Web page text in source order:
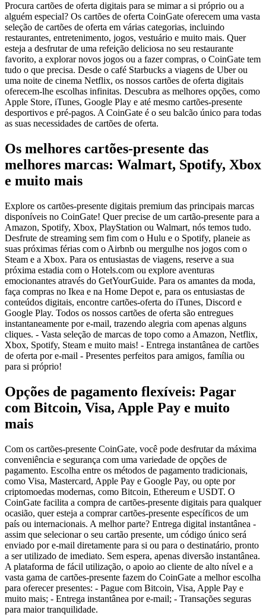
Procura cartões de oferta digitais para se mimar a si próprio ou a
alguém especial? Os cartões de oferta CoinGate oferecem uma vasta
seleção de cartões de oferta em várias categorias, incluindo
restaurantes, entretenimento, jogos, vestuário e muito mais. Quer
esteja a desfrutar de uma refeição deliciosa no seu restaurante
favorito, a explorar novos jogos ou a fazer compras, o CoinGate tem
tudo o que precisa. Desde o café Starbucks a viagens de Uber ou
uma noite de cinema Netflix, os nossos cartões de oferta digitais
oferecem-lhe escolhas infinitas. Descubra as melhores opções, como
Apple Store, iTunes, Google Play e até mesmo cartões-presente
desportivos e pré-pagos. A CoinGate é o seu balcão único para todas
as suas necessidades de cartões de oferta.
Os melhores cartões-presente das
melhores marcas: Walmart, Spotify, Xbox
e muito mais
Explore os cartões-presente digitais premium das principais marcas
disponíveis no CoinGate! Quer precise de um cartão-presente para a
Amazon, Spotify, Xbox, PlayStation ou Walmart, nós temos tudo.
Desfrute de streaming sem fim com o Hulu e o Spotify, planeie as
suas próximas férias com o Airbnb ou mergulhe nos jogos com o
Steam e a Xbox. Para os entusiastas de viagens, reserve a sua
próxima estadia com o Hotels.com ou explore aventuras
emocionantes através do GetYourGuide. Para os amantes da moda,
faça compras no Ikea e na Home Depot e, para os entusiastas de
conteúdos digitais, encontre cartões-oferta do iTunes, Discord e
Google Play. Todos os nossos cartões de oferta são entregues
instantaneamente por e-mail, trazendo alegria com apenas alguns
cliques. - Vasta seleção de marcas de topo como a Amazon, Netflix,
Xbox, Spotify, Steam e muito mais! - Entrega instantânea de cartões
de oferta por e-mail - Presentes perfeitos para amigos, família ou
para si próprio!
Opções de pagamento flexíveis: Pagar
com Bitcoin, Visa, Apple Pay e muito
mais
Com os cartões-presente CoinGate, você pode desfrutar da máxima
conveniência e segurança com uma variedade de opções de
pagamento. Escolha entre os métodos de pagamento tradicionais,
como Visa, Mastercard, Apple Pay e Google Pay, ou opte por
criptomoedas modernas, como Bitcoin, Ethereum e USDT. O
CoinGate facilita a compra de cartões-presente digitais para qualquer
ocasião, quer esteja a comprar cartões-presente específicos de um
país ou internacionais. A melhor parte? Entrega digital instantânea -
assim que selecionar o seu cartão presente, um código único será
enviado por e-mail diretamente para si ou para o destinatário, pronto
a ser utilizado de imediato. Sem espera, apenas diversão instantânea.
A plataforma de fácil utilização, o apoio ao cliente de alto nível e a
vasta gama de cartões-presente fazem do CoinGate a melhor escolha
para oferecer presentes: - Pague com Bitcoin, Visa, Apple Pay e
muito mais; - Entrega instantânea por e-mail; - Transações seguras
para maior tranquilidade.